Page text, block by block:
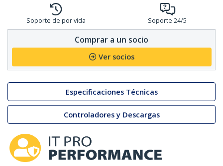
Soporte de por vida Soporte 24/5
Comprar a un socio
Ver socios
Especificaciones Técnicas
Controladores y Descargas